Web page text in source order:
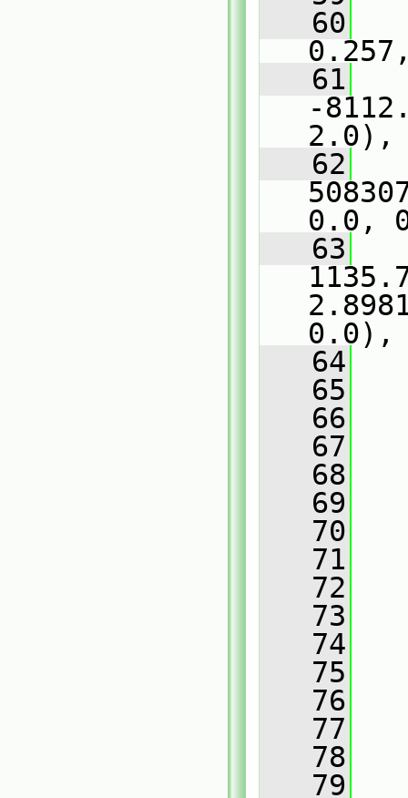
   60
   61
-
2.0),
   62
0.0,
   63
0.0),
   64
   65
   66
   67
   68
   69
   70
   71
   72
   73
   74
   75
   76
   77
   78
   79